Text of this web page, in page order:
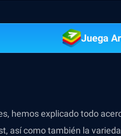
Juega
hemos explicado todo
así como también la